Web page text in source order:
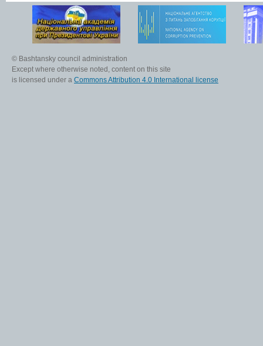
© Bashtansky council administration
Except where otherwise noted, content on this site
is licensed under a Commons Attribution 4.0 International license